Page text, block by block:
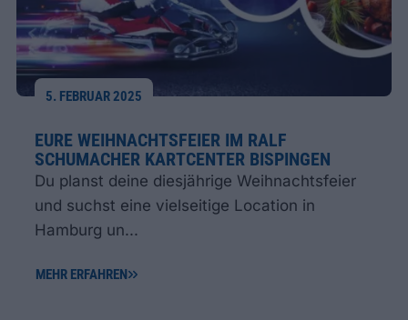
5. FEBRUAR 2025
EURE WEIHNACHTSFEIER IM RALF
SCHUMACHER KARTCENTER BISPINGEN
Du planst deine diesjährige Weihnachtsfeier
und suchst eine vielseitige Location in
Hamburg un...
MEHR ERFAHREN